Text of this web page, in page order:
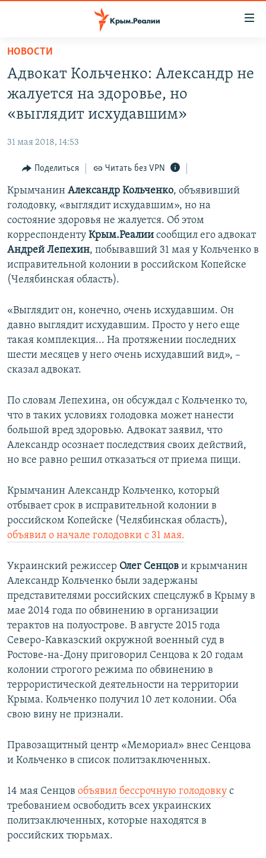
Вернуться
основному
содержанию
Вернутся
главной
Вернутся
поиску
СПЕЦПРОЕКТЫ
11 ЛЕТ ОККУПАЦИИ КРЫМА. 11 ИСТОРИЙ СОПРОТИВЛЕНИЯ
ВОДА
ЕЩЕ
ИНТЕРАКТИВ
ИНФОГРАФИКА
ТЕЛЕПРОЕКТ КРЫМ.РЕАЛИИ
СОВЕТЫ ПРАВОЗАЩИТНИКОВ
ПРОПАВШИЕ БЕЗ ВЕСТИ
ПОБЕДИТЕЛЕЙ НЕ СУДЯТ?
УКРАИНСКАЯ ПРОБЛЕМА КРЫМА
РАДІО СВОБОДА
КАК ОБОЙТИ БЛОКИРОВКУ
Українською
Qırımtatar
ПРИСОЕДИНЯЙТЕСЬ!
Все сайты RFE/RL
НОВОСТИ
Адвокат Кольченко: Александр не
жалуется на здоровье, но
«выглядит исхудавшим»
31 мая 2018, 14:53
Поделиться Читать без VPN
Крымчанин Александр Кольченко, объявивший
голодовку, «выглядит исхудавшим», но на
состояние здоровья не жалуется. Об этом
корреспонденту Крым.Реалии сообщил его адвокат
Андрей Лепехин, побывавший 31 мая у Кольченко в
исправительной колонии в российском Копейске
(Челябинская область).
«Выглядит он, конечно, очень исхудавшим. Он
давно выглядит исхудавшим. Просто у него еще
такая комплекция... На протяжении последних
шести месяцев у него очень исхудавший вид», –
сказал адвокат.
По словам Лепехина, он обсуждал с Кольченко то,
что в таких условиях голодовка может нанести
большой вред здоровью. Адвокат заявил, что
Александр осознает последствия своих действий,
но все равно решил отказаться от приема пищи.
Крымчанин Александр Кольченко, который
отбывает срок в исправительной колонии в
российском Копейске (Челябинская область),
объявил о начале голодовки с 31 мая.
Украинский режиссер Олег Сенцов и крымчанин
Александр Кольченко были задержаны
представителями российских спецслужб в Крыму в
мае 2014 года по обвинению в организации
терактов на полуострове. В августе 2015 года
Северо-Кавказский окружной военный суд в
Ростове-на-Дону приговорил Сенцова к 20 годам
колонии строгого режима по обвинению в
террористической деятельности на территории
Крыма. Кольченко получил 10 лет колонии. Оба
свою вину не признали.
Правозащитный центр «Мемориал» внес Сенцова
и Кольченко в список политзаключенных.
14 мая Сенцов объявил бессрочную голодовку с
требованием освободить всех украинских
политзаключенных, которые находятся в
российских тюрьмах.